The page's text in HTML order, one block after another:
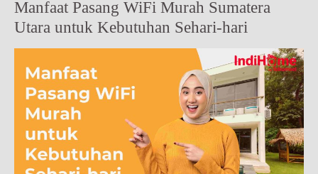
Manfaat Pasang WiFi Murah Sumatera
Utara untuk Kebutuhan Sehari-hari